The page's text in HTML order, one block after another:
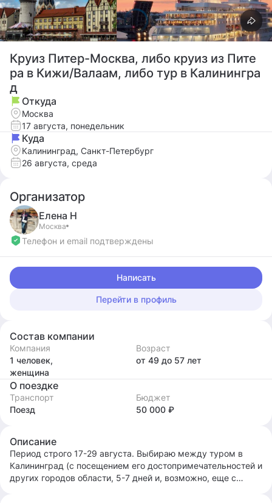
Круиз Питер-Москва, либо круиз из Пите
ра в Кижи/Валаам, либо тур в Калинингра
д
Откуда
Москва
17 августа, понедельник
Куда
Калининград, Санкт-Петербург
26 августа, среда
Организатор
Елена Н
Москва
Телефон и email подтверждены
Написать
Перейти в профиль
Состав компании
Компания
1 человек,
женщина
Возраст
от 49 до 57 лет
О поездке
Транспорт
Поезд
Бюджет
50 000 ₽
Описание
Период строго 17-29 августа. Выбираю между туром в
Калининград (с посещением его достопримечательностей и
других городов области, 5-7 дней и, возможно, еще с